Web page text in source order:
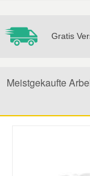
Gratis
Meistgekaufte
Kia Ersatzteile
Lancia
Mazda